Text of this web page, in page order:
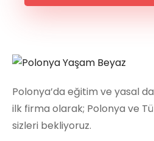
Polonya’da eğitim ve yasal
ilk firma olarak; Polonya ve
sizleri bekliyoruz.